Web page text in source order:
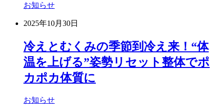
お知らせ
2025年10月30日
冷えとむくみの季節到冷え来！“体
温を上げる”姿勢リセット整体でポ
カポカ体質に
お知らせ